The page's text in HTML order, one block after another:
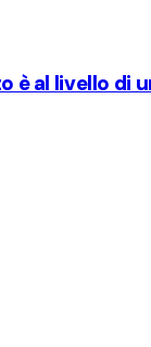
al livello di